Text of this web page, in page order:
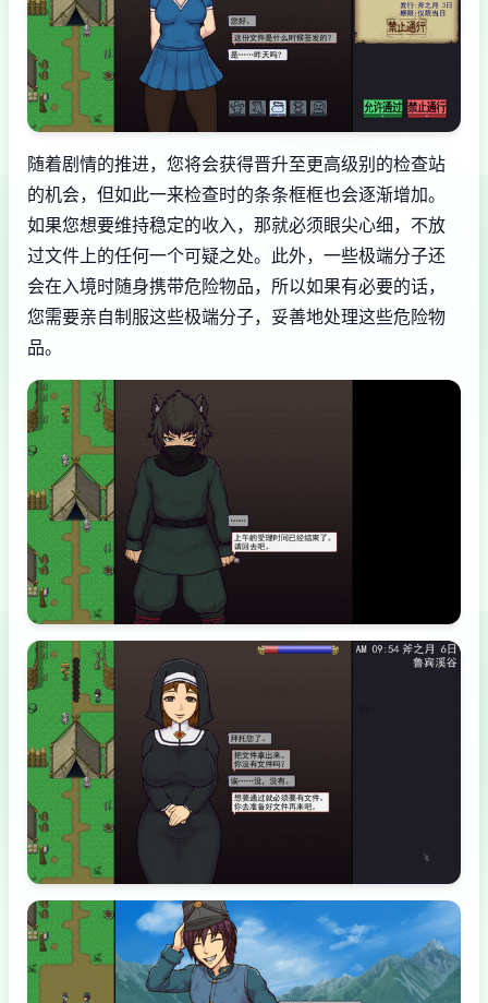
随着剧情的推进，您将会获得晋升至更高级别的检查站
的机会，但如此一来检查时的条条框框也会逐渐增加。
如果您想要维持稳定的收入，那就必须眼尖心细，不放
过文件上的任何一个可疑之处。此外，一些极端分子还
会在入境时随身携带危险物品，所以如果有必要的话，
您需要亲自制服这些极端分子，妥善地处理这些危险物
品。